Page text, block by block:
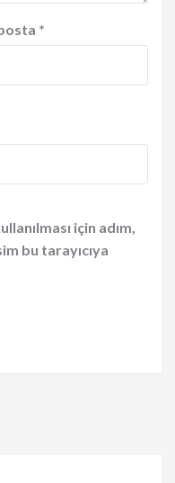
*
için adım,
bu tarayıcıya